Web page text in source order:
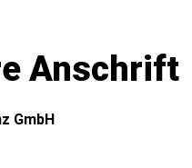
Anschrift
GmbH